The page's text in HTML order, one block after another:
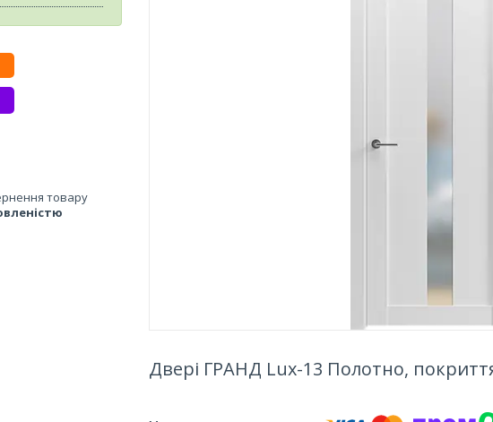
Двері ГРАНД Lux-13 Полотно,
товару